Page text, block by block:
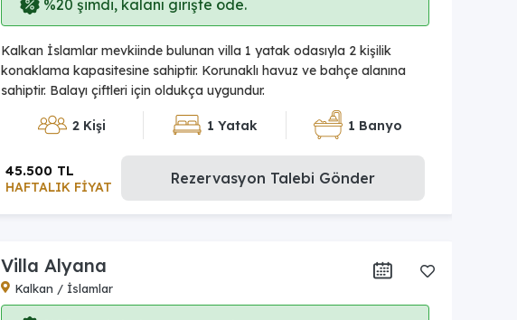
%20 şimdi, kalanı girişte öde.
Kalkan İslamlar mevkiinde bulunan villa 1 yatak odasıyla 2 kişilik
konaklama kapasitesine sahiptir. Korunaklı havuz ve bahçe alanına
sahiptir. Balayı çiftleri için oldukça uygundur.
2 Kişi 1 Yatak 1 Banyo
HAFTALIK FİYAT
45.500 TL Rezervasyon Talebi Gönder
Villa Alyana
Kalkan / İslamlar